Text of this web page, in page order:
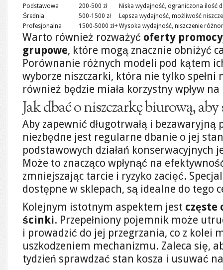
Podstawowa
200-500 zł
Niska wydajność, ograniczona ilość
Średnia
500-1500 zł
Lepsza wydajność, możliwość
Profesjonalna
1500-5000 zł+Wysoka wydajność, niszczenie
Warto również rozważyć oferty
grupowe, które mogą znacznie obniżyć
Porównanie różnych modeli pod kątem
wyborze niszczarki, która nie tylko spełni
również będzie miała korzystny wpływ
Jak dbać o niszczarkę biurową, aby
Aby zapewnić długotrwałą i
niezbędne jest regularne dbanie o jej
podstawowych działań konserwacyjnych
Może to znacząco wpłynąć na
zmniejszając tarcie i ryzyko zacięć.
dostępne w sklepach, są idealne do tego
Kolejnym istotnym aspektem jest częste
ścinki. Przepełniony pojemnik może
i prowadzić do jej przegrzania, co z kolei
uszkodzeniem mechanizmu. Zaleca się,
tydzień sprawdzać stan kosza i usuwać